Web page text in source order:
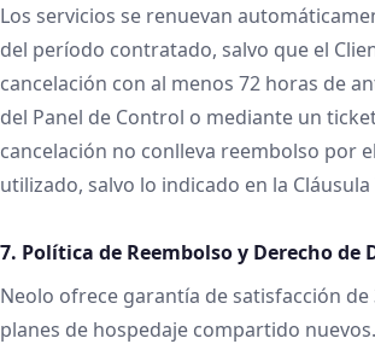
Los servicios se renuevan
del período contratado, salvo que el
cancelación con al menos 72 horas de
del Panel de Control o mediante un
cancelación no conlleva reembolso por
utilizado, salvo lo indicado en la Cláusula
7. Política de Reembolso y Derecho de
Neolo ofrece garantía de satisfacción de
planes de hospedaje compartido